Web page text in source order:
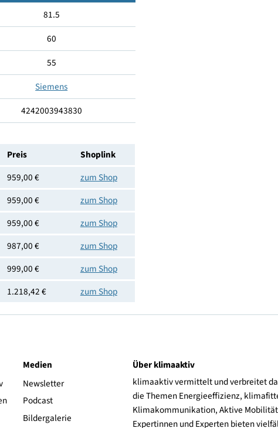
Ja
Ja
60
Preis
959,00 €
zum Shop
959,00 €
zum Shop
959,00 €
zum Shop
999,00 €
zum Shop
zum Shop